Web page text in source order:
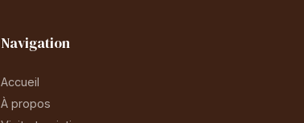
Navigation
Accueil
À propos